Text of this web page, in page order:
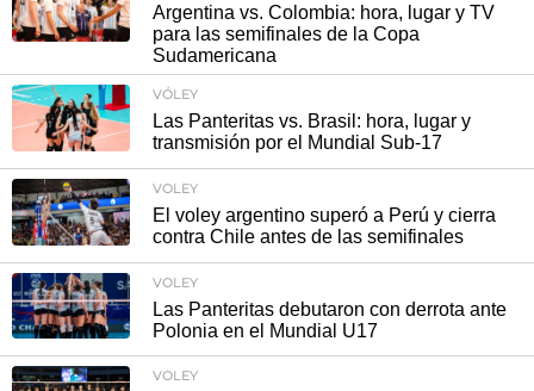
Argentina vs. Colombia: hora, lugar y TV
para las semifinales de la Copa
Sudamericana
VÓLEY
Las Panteritas vs. Brasil: hora, lugar y
transmisión por el Mundial Sub-17
VOLEY
El voley argentino superó a Perú y cierra
contra Chile antes de las semifinales
VOLEY
Las Panteritas debutaron con derrota ante
Polonia en el Mundial U17
VOLEY